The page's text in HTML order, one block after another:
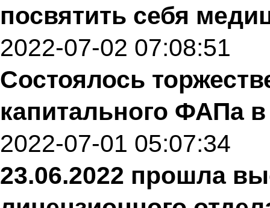
посвятить себя
2022-07-02 07:08:51
Состоялось
капитального ФАПа
2022-07-01 05:07:34
23.06.2022 прошла